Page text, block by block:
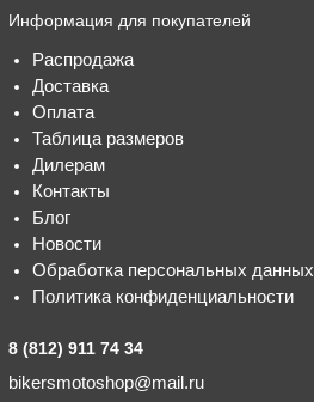
Информация для покупателей
Распродажа
Доставка
Оплата
Таблица размеров
Дилерам
Контакты
Блог
Новости
Обработка персональных данных
Политика конфиденциальности
8 (812) 911 74 34
bikersmotoshop@mail.ru